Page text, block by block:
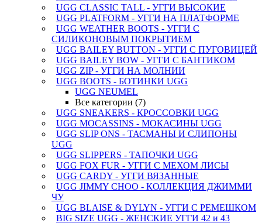
UGG CLASSIC TALL - УГГИ ВЫСОКИЕ
UGG PLATFORM - УГГИ НА ПЛАТФОРМЕ
UGG WEATHER BOOTS - УГГИ С
СИЛИКОНОВЫМ ПОКРЫТИЕМ
UGG BAILEY BUTTON - УГГИ С ПУГОВИЦЕЙ
UGG BAILEY BOW - УГГИ С БАНТИКОМ
UGG ZIP - УГГИ НА МОЛНИИ
UGG BOOTS - БОТИНКИ UGG
UGG NEUMEL
Все категории (7)
UGG SNEAKERS - КРОССОВКИ UGG
UGG MOCASSINS - МОКАСИНЫ UGG
UGG SLIP ONS - ТАСМАНЫ И СЛИПОНЫ
UGG
UGG SLIPPERS - ТАПОЧКИ UGG
UGG FOX FUR - УГГИ С МЕХОМ ЛИСЫ
UGG CARDY - УГГИ ВЯЗАННЫЕ
UGG JIMMY CHOO - КОЛЛЕКЦИЯ ДЖИММИ
ЧУ
UGG BLAISE & DYLYN - УГГИ С РЕМЕШКОМ
BIG SIZE UGG - ЖЕНСКИЕ УГГИ 42 и 43